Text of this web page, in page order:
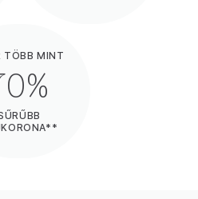
TÖBB MINT